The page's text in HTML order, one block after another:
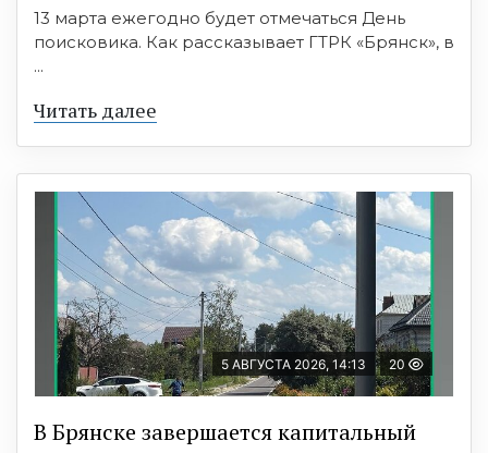
13 марта ежегодно будет отмечаться День
поисковика. Как рассказывает ГТРК «Брянск», в
...
Читать далее
5 АВГУСТА 2026, 14:13 20
В Брянске завершается капитальный